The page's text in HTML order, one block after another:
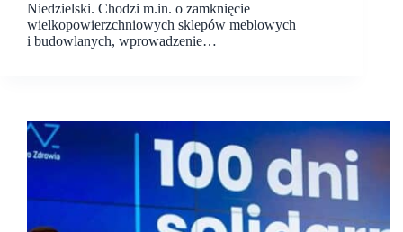
Niedzielski. Chodzi m.in. o zamknięcie
wielkopowierzchniowych sklepów meblowych
i budowlanych, wprowadzenie…